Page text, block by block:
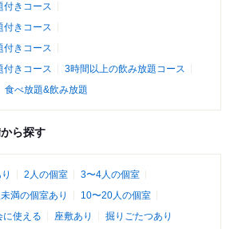
付きコース
付きコース
付きコース
付きコース
3時間以上の飲み放題コース
食べ放題&飲み放題
ら探す
2人の個室
3〜4人の個室
満の個室あり
10〜20人の個室
に使える 座敷あり 掘りごたつあり